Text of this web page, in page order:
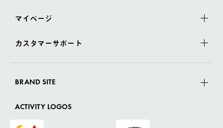
マイページ
カスタマーサポート
BRAND SITE
ACTIVITY LOGOS